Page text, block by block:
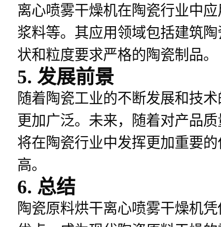
离心喷雾干燥机在陶瓷行业中
浆料等。其应用领域包括建筑
状和粒度要求严格的陶瓷制品。
5. 发展前景
随着陶瓷工业的不断发展和技
更加广泛。未来，随着对产品
将在陶瓷行业中发挥更加重要
高。
6. 总结
陶瓷原料烘干离心喷雾干燥机